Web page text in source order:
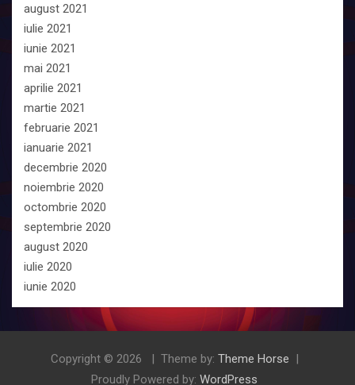
august 2021
iulie 2021
iunie 2021
mai 2021
aprilie 2021
martie 2021
februarie 2021
ianuarie 2021
decembrie 2020
noiembrie 2020
octombrie 2020
septembrie 2020
august 2020
iulie 2020
iunie 2020
Copyright © 2026 Theme by: Theme Horse
Proudly Powered by: WordPress